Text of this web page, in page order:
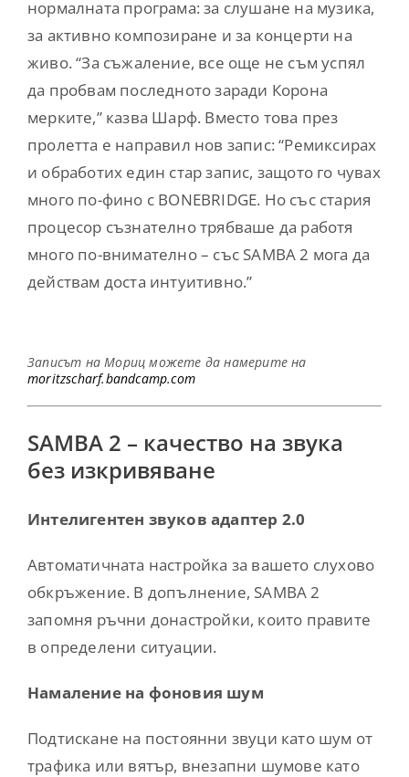
нормалната програма: за слушане на музика,
за активно композиране и за концерти на
живо. “За съжаление, все още не съм успял
да пробвам последното заради Корона
мерките,” казва Шарф. Вместо това през
пролетта е направил нов запис: “Ремиксирах
и обработих един стар запис, защото го чувах
много по-фино с BONEBRIDGE. Но със стария
процесор съзнателно трябваше да работя
много по-внимателно – със SAMBA 2 мога да
действам доста интуитивно.”
Записът на Мориц можете да намерите на
moritzscharf.bandcamp.com
SAMBA 2 – качество на звука
без изкривяване
Интелигентен звуков адаптер 2.0
Автоматичната настройка за вашето слухово
обкръжение. В допълнение, SAMBA 2
запомня ръчни донастройки, които правите
в определени ситуации.
Намаление на фоновия шум
Подтискане на постоянни звуци като шум от
трафика или вятър, внезапни шумове като